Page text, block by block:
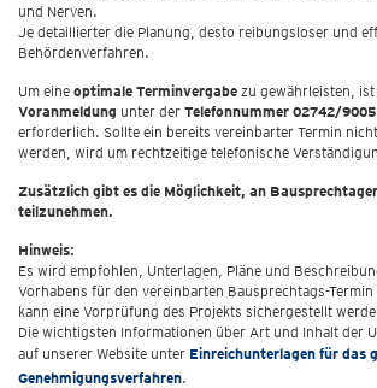
und Nerven.
Je detaillierter die Planung, desto reibungsloser und
Behördenverfahren.
Um eine optimale Terminvergabe zu gewährleisten, ist
Voranmeldung unter der Telefonnummer 02742/
erforderlich. Sollte ein bereits vereinbarter Termin
werden, wird um rechtzeitige telefonische
Zusätzlich gibt es die Möglichkeit, an
teilzunehmen.
Hinweis:
Es wird empfohlen, Unterlagen, Pläne und
Vorhabens für den vereinbarten Bausprechtags-
kann eine Vorprüfung des Projekts sichergestellt
Die wichtigsten Informationen über Art und Inhalt der
auf unserer Website unter Einreichunterlagen für das
Genehmigungsverfahren.